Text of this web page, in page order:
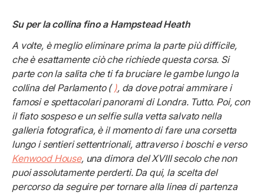
Su per la collina fino a Hampstead Heath
A volte, è meglio eliminare prima la parte più difficile,
che è esattamente ciò che richiede questa corsa. Si
parte con la salita che ti fa bruciare le gambe lungo la
collina del Parlamento ( ), da dove potrai ammirare i
famosi e spettacolari panorami di Londra. Tutto. Poi, con
il fiato sospeso e un selfie sulla vetta salvato nella
galleria fotografica, è il momento di fare una corsetta
lungo i sentieri settentrionali, attraverso i boschi e verso
Kenwood House, una dimora del XVIII secolo che non
puoi assolutamente perderti. Da qui, la scelta del
percorso da seguire per tornare alla linea di partenza